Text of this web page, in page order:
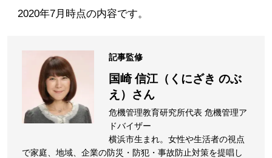
2020年7月時点の内容です。
記事監修
国崎 信江（くにざき のぶ
え） さん
危機管理教育研究所代表 危機管理ア
ドバイザー
横浜市生まれ。女性や生活者の視点
で家庭、地域、企業の防災・防犯・事故防止対策を提唱し